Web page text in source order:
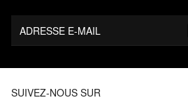
ADRESSE E-MAIL
SUIVEZ-NOUS SUR